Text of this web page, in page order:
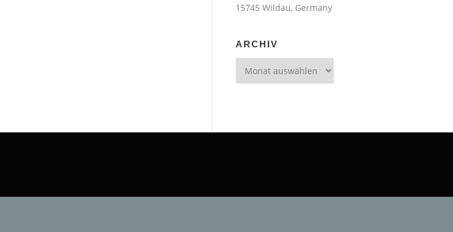
15745 Wildau, Germany
ARCHIV